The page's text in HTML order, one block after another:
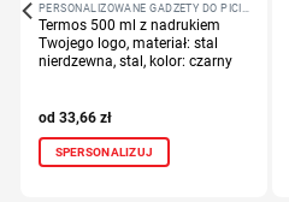
Termos 500 ml z nadrukiem
Twojego logo, materiał: stal
nierdzewna, stal, kolor: czarny
33,66 zł
SPERSONALIZUJ